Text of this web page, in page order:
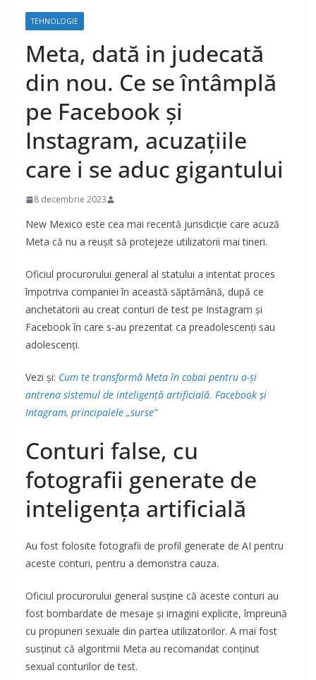
TEHNOLOGIE
Meta, dată in judecată
din nou. Ce se întâmplă
pe Facebook și
Instagram, acuzațiile
care i se aduc gigantului
8 decembrie 2023
New Mexico este cea mai recentă jurisdicție care acuză
Meta că nu a reușit să protejeze utilizatorii mai tineri.
Oficiul procurorului general al statului a intentat proces
împotriva companiei în această săptămână, după ce
anchetatorii au creat conturi de test pe Instagram și
Facebook în care s-au prezentat ca preadolescenți sau
adolescenți.
Vezi și: Cum te transformă Meta în cobai pentru a-și
antrena sistemul de inteligență artificială. Facebook și
Intagram, principalele „surse”
Conturi false, cu
fotografii generate de
inteligența artificială
Au fost folosite fotografii de profil generate de AI pentru
aceste conturi, pentru a demonstra cauza.
Oficiul procurorului general susține că aceste conturi au
fost bombardate de mesaje și imagini explicite, împreună
cu propuneri sexuale din partea utilizatorilor. A mai fost
susținut că algoritmii Meta au recomandat conținut
sexual conturilor de test.